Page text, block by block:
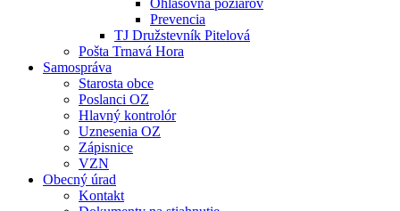
Prevencia
TJ Družstevník Pitelová
Pošta Trnavá Hora
Samospráva
Starosta obce
Poslanci OZ
Hlavný kontrolór
Uznesenia OZ
Zápisnice
VZN
Obecný úrad
Kontakt